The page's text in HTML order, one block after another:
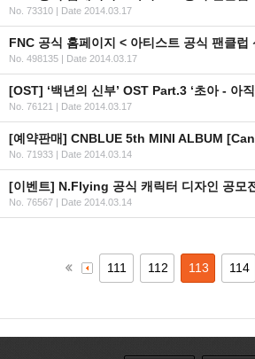
No. 73310 | Date 2014.03.17
No. 498135 | Date 2014.03.17
[OST] ‘백년의 신부’ OST Part.3 ‘초아 - 아
No. 76121 | Date 2014.03.17
No. 71933 | Date 2014.03.14
[이벤트] N.Flying 공식 캐릭터 디자인 공모
No. 76567 | Date 2014.03.14
111 112 113 114